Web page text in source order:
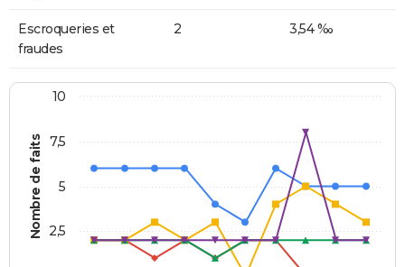
Escroqueries et
fraudes
2 3,54 ‰
Nombre de faits 2,5
5
7,5
10